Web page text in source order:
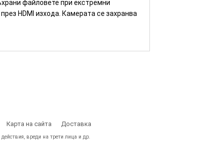
файловете при екстремни
HDMI изхода. Камерата се захранва
Карта на сайта Доставка
вреди на трети лица и др.